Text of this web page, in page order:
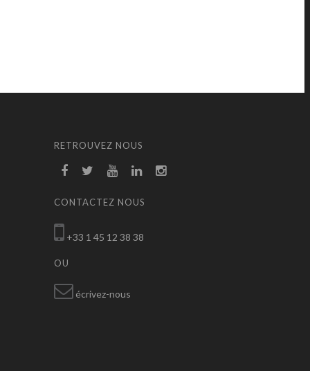
RETROUVEZ NOUS
CONTACTEZ NOUS
+33 1 45 12 38 38
OU
écrivez-nous